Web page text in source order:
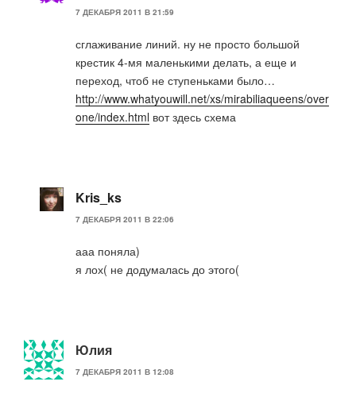
7 ДЕКАБРЯ 2011 В 21:59
сглаживание линий. ну не просто большой
крестик 4-мя маленькими делать, а еще и
переход, чтоб не ступеньками было…
http://www.whatyouwill.net/xs/mirabiliaqueens/over
one/index.html вот здесь схема
Kris_ks
7 ДЕКАБРЯ 2011 В 22:06
ааа поняла)
я лох( не додумалась до этого(
Юлия
7 ДЕКАБРЯ 2011 В 12:08